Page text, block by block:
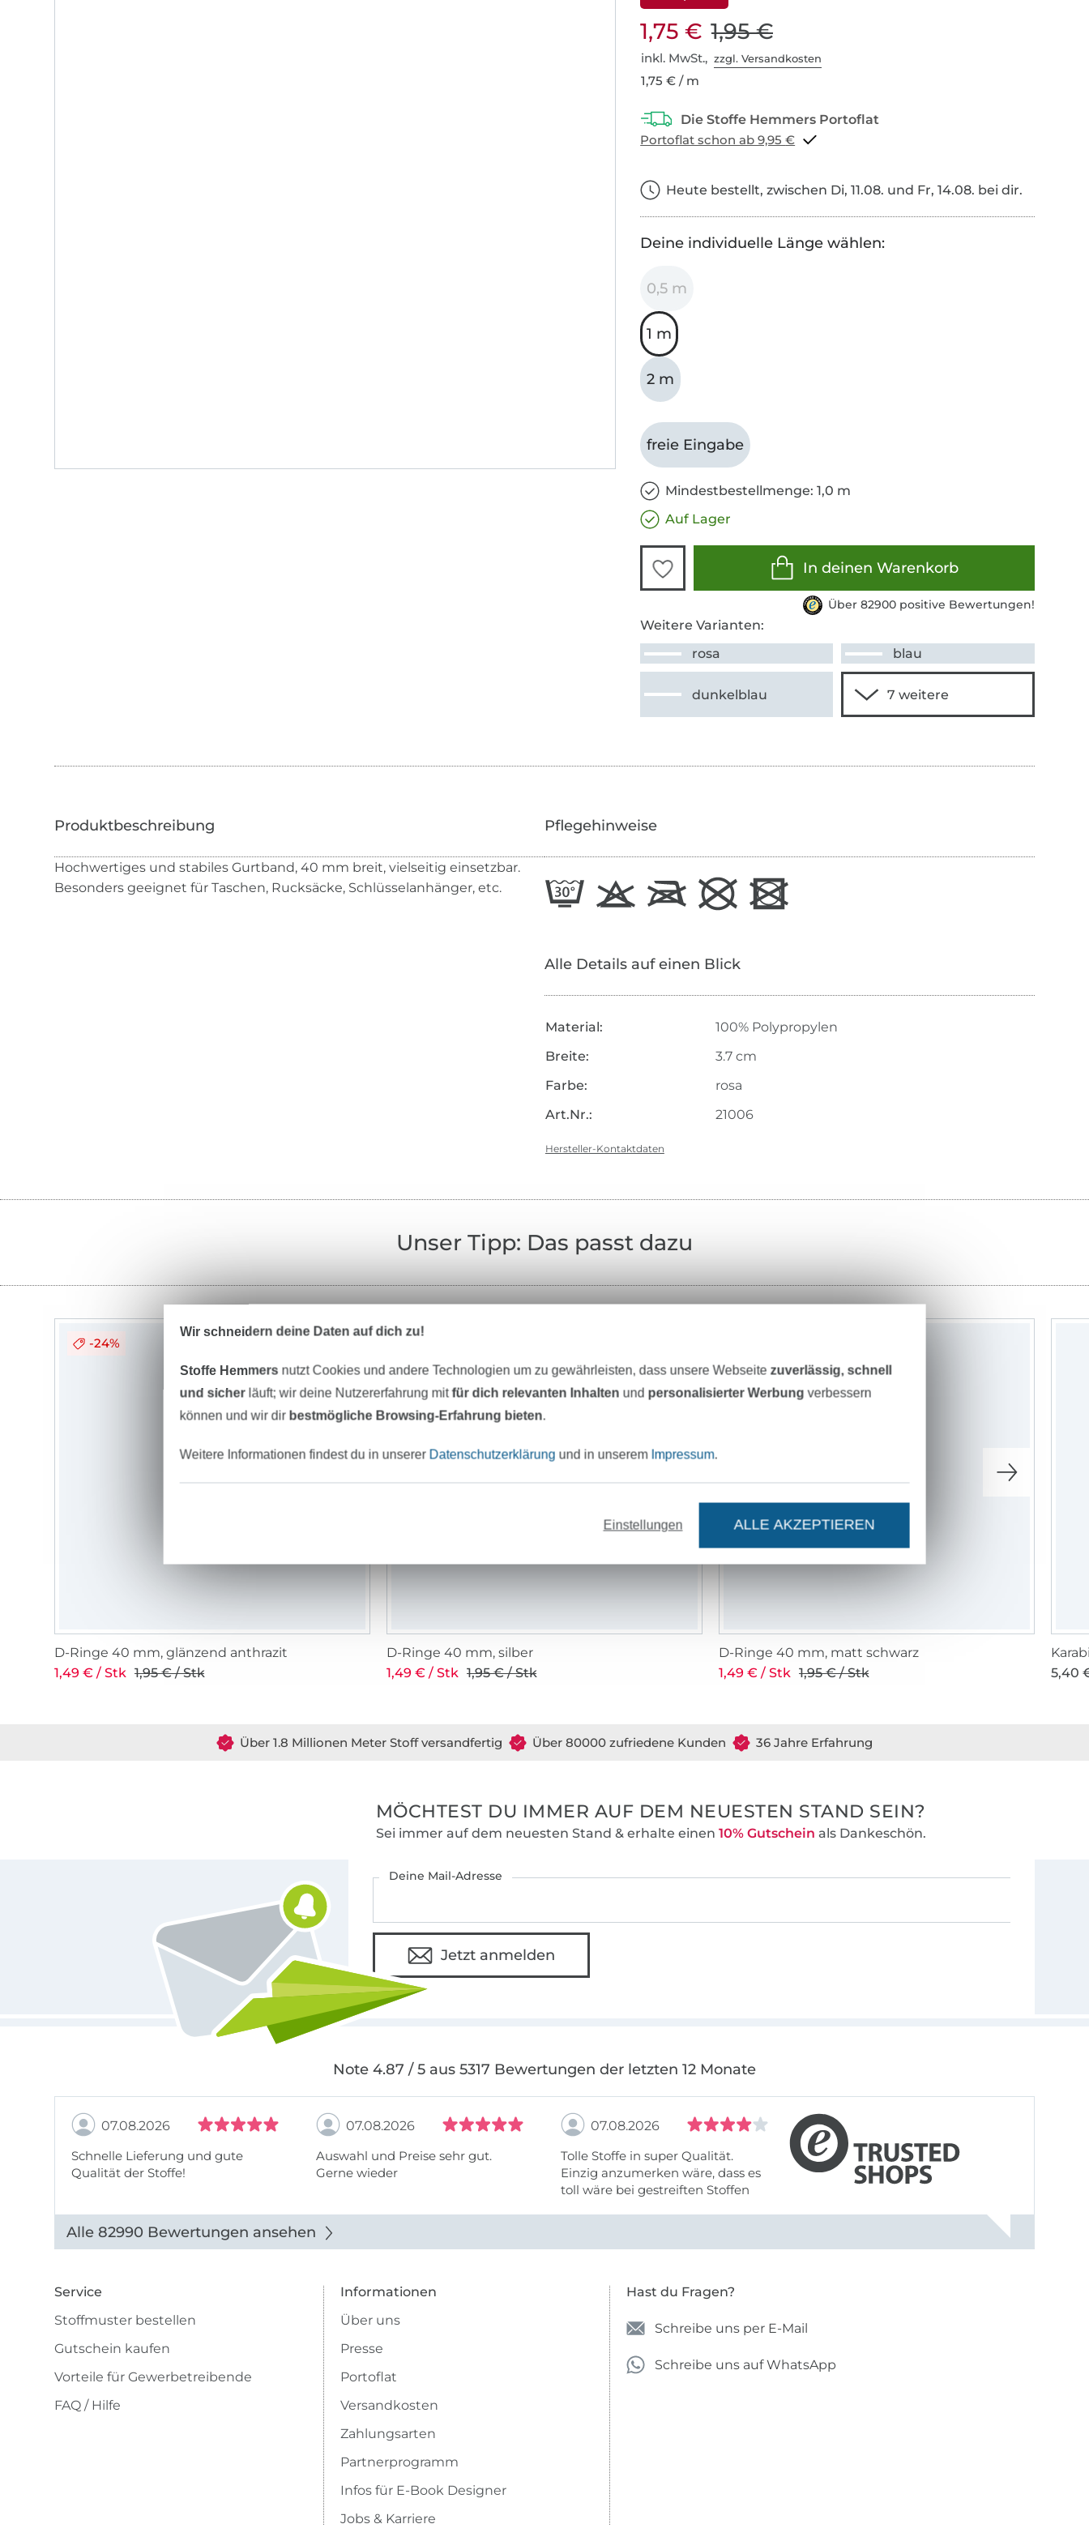
1,75 € 1,95 €
inkl. MwSt.,zzgl. Versandkosten
1,75 € / m
Portoflat schon ab 9,95 €
Heute bestellt, zwischen Di, 11.08. und Fr, 14.08. bei dir.
Deine individuelle Länge wählen:
0,5 m
1 m
2 m
freie Eingabe
Mindestbestellmenge: 1,0 m
Auf Lager
In deinen Warenkorb
Über 82900 positive Bewertungen!
Weitere Varianten:
rosa
blau
dunkelblau
Hochwertiges und stabiles Gurtband, 40 mm breit, vielseitig einsetzbar.
Besonders geeignet für Taschen, Rucksäcke, Schlüsselanhänger, etc.
Pflegehinweise
Alle Details auf einen Blick
Material:
100% Polypropylen
Breite:
3.7 cm
Farbe:
rosa
Art.Nr.:
21006
Hersteller-Kontaktdaten
Unser Tipp: Das passt dazu
-24%
D-Ringe 40 mm, glänzend anthrazit
1,49 € / Stk 1,95 € / Stk
D-Ringe 40 mm, silber
1,49 € / Stk 1,95 € / Stk
D-Ringe 40 mm, matt schwarz
1,49 € / Stk 1,95 € / Stk
5,40
Über 1.8 Millionen Meter Stoff versandfertig Über 80000 zufriedene Kunden 36 Jahre Erfahrung
MÖCHTEST DU IMMER AUF DEM NEUESTEN STAND SEIN?
Sei immer auf dem neuesten Stand & erhalte einen 10% Gutschein als Dankeschön.
Deine Mail-Adresse
Jetzt anmelden
Note 4.87 / 5 aus 5317 Bewertungen der letzten 12 Monate
07.08.2026
Schnelle Lieferung und gute
Qualität der Stoffe!
07.08.2026
Auswahl und Preise sehr gut.
Gerne wieder
07.08.2026
Tolle Stoffe in super Qualität.
Einzig anzumerken wäre, dass es
toll wäre bei gestreiften Stoffen
Alle 82990 Bewertungen ansehen
Service
Stoffmuster bestellen
Gutschein kaufen
Vorteile für Gewerbetreibende
FAQ / Hilfe
Informationen
Über uns
Presse
Portoflat
Versandkosten
Zahlungsarten
Partnerprogramm
Infos für E-Book Designer
Jobs & Karriere
Hast du Fragen?
Schreibe uns per E-Mail
Schreibe uns auf WhatsApp
Wir schneidern deine Daten auf dich zu!
Stoffe Hemmers nutzt Cookies und andere Technologien um zu gewährleisten, dass unsere Webseite zuverlässig, schnell
und sicherläuft; wir deine Nutzererfahrung mitfür dich relevanten Inhalten und personalisierter Werbung verbessern
können und wir dir bestmögliche Browsing-Erfahrung bieten.
Weitere Informationen findest du in unserer Datenschutzerklärung und in unserem Impressum.
Einstellungen ALLE AKZEPTIEREN